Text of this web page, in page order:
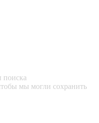
поиска
мы могли сохранить